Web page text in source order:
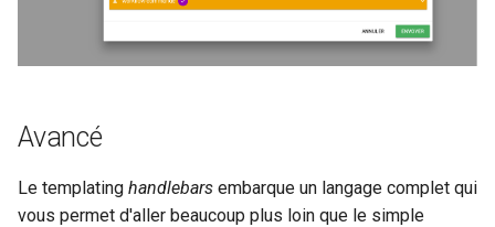
Avancé
Le templating handlebars embarque un langage complet qui
vous permet d'aller beaucoup plus loin que le simple